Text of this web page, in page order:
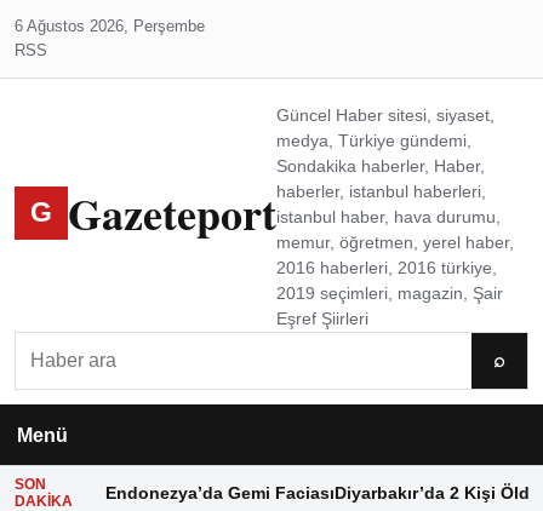
6 Ağustos 2026, Perşembe
RSS
G Gazeteport
Güncel Haber sitesi, siyaset,
medya, Türkiye gündemi,
Sondakika haberler, Haber,
haberler, istanbul haberleri,
istanbul haber, hava durumu,
memur, öğretmen, yerel haber,
2016 haberleri, 2016 türkiye,
2019 seçimleri, magazin, Şair
Eşref Şiirleri
⌕
Menü
SON
DAKIKA
Endonezya’da Gemi FaciasıDiyarbakır’da 2 Kişi Öldü